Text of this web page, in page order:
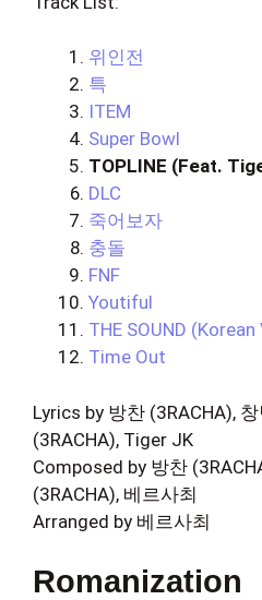
위인전
특
ITEM
Super Bowl
TOPLINE (Feat.
DLC
죽어보자
충돌
FNF
Youtiful
THE SOUND (Korean
Time Out
Lyrics by 방찬 (3RACHA),
(3RACHA), Tiger JK
Composed by 방찬
(3RACHA), 베르사최
Arranged by 베르사최
Romanization